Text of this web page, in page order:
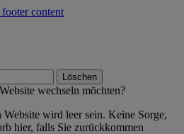
content
Löschen
wechseln möchten?
wird leer sein. Keine Sorge,
hier, falls Sie zurückkommen